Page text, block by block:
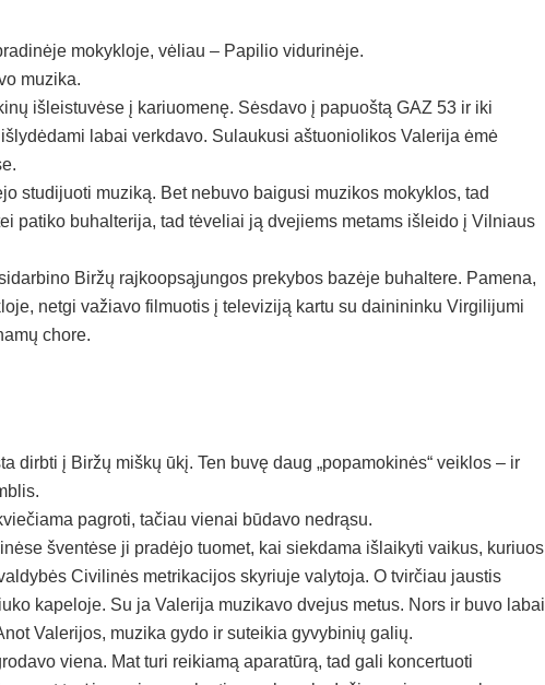
mokykloje, vėliau – Papilio vidurinėje.
muzika.
išleistuvėse į kariuomenę. Sėsdavo į papuoštą GAZ 53 ir iki
labai verkdavo. Sulaukusi aštuoniolikos Valerija ėmė
studijuoti muziką. Bet nebuvo baigusi muzikos mokyklos, tad
patiko buhalterija, tad tėveliai ją dvejiems metams išleido į Vilniaus
Biržų rajkoopsąjungos prekybos bazėje buhaltere. Pamena,
netgi važiavo filmuotis į televiziją kartu su dainininku Virgilijumi
chore.
dirbti į Biržų miškų ūkį. Ten buvę daug „popamokinės“ veiklos – ir
pagroti, tačiau vienai būdavo nedrąsu.
šventėse ji pradėjo tuomet, kai siekdama išlaikyti vaikus, kuriuos
Civilinės metrikacijos skyriuje valytoja. O tvirčiau jaustis
kapeloje. Su ja Valerija muzikavo dvejus metus. Nors ir buvo labai
Valerijos, muzika gydo ir suteikia gyvybinių galių.
viena. Mat turi reikiamą aparatūrą, tad gali koncertuoti